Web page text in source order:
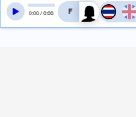
0:00/0:00 สลับเสียงอ่าน